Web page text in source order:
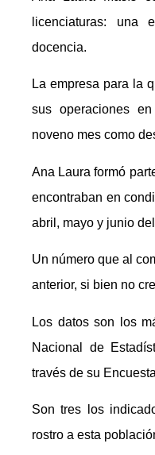
licenciaturas: una
docencia.
La empresa para la
sus operaciones
noveno mes como
Ana Laura formó
encontraban en
abril, mayo y junio
Un número que al
anterior, si bien no
Los datos son los
Nacional de
través de su
Son tres los
rostro a esta